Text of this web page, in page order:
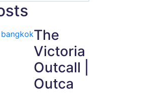
The
Victoria
Outcall |
Outca